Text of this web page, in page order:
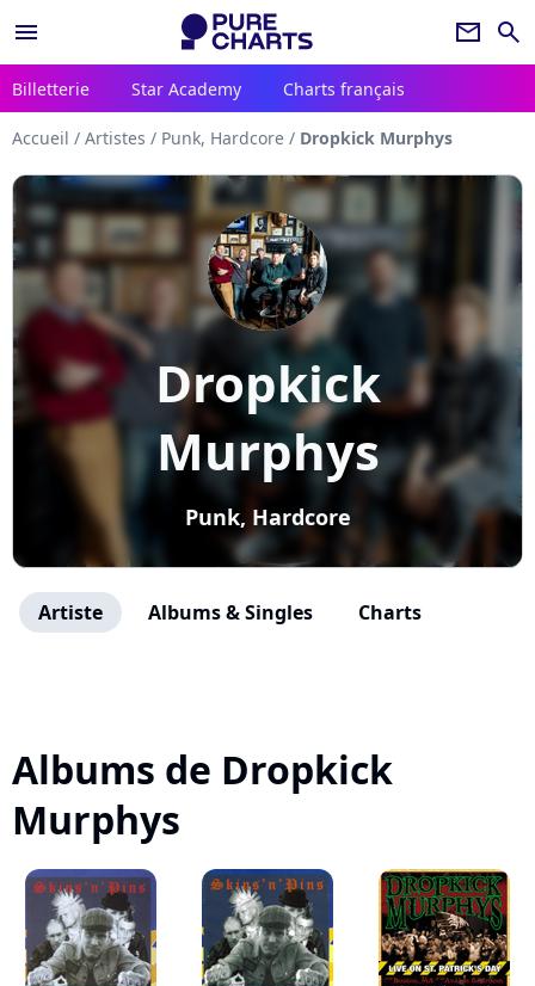
menu newsletter search
Billetterie Star Academy Charts français
Accueil / Artistes / Punk, Hardcore / Dropkick Murphys
Dropkick
Murphys
Punk, Hardcore
Artiste Albums & Singles Charts
Albums de Dropkick
Murphys